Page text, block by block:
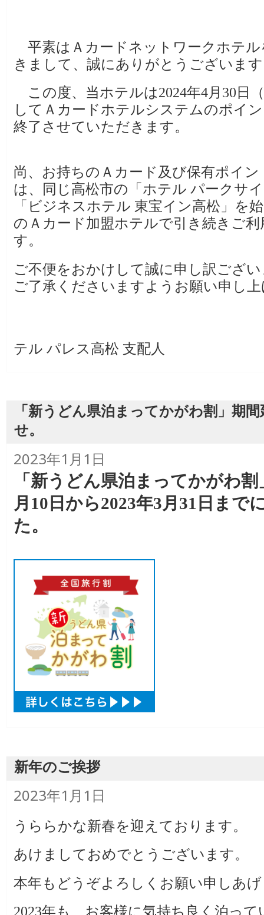
平素はＡカードネットワークホテル
きまして、誠にありがとうございま
この度、当ホテルは2024年4月30日
してＡカードホテルシステムのポイ
終了させていただきます。
尚、お持ちのＡカード及び保有ポイ
は、同じ高松市の「ホテル パークサ
「ビジネスホテル 東宝イン高松」を
のＡカード加盟ホテルで引き続きご
す。
ご不便をおかけして誠に申し訳ござ
ご了承くださいますようお願い申し
テル パレス高松 支配人
「新うどん県泊まってかがわ割」期
せ。
投
稿
2023年1月1日
「新うどん県泊まってかがわ割
月10日から2023年3月31日まで
た。
新年のご挨拶
投
日:
2023年1月1日
うららかな新春を迎えております。
あけましておめでとうございます。
本年もどうぞよろしくお願い申しあ
2023年も、お客様に気持ち良く泊っ